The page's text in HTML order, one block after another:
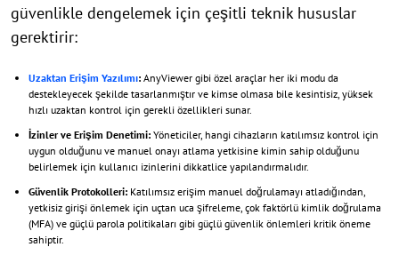
güvenlikle dengelemek için çeşitli teknik hususlar
gerektirir:
Uzaktan Erişim Yazılımı: AnyViewer gibi özel araçlar her iki modu da
destekleyecek şekilde tasarlanmıştır ve kimse olmasa bile kesintisiz, yüksek
hızlı uzaktan kontrol için gerekli özellikleri sunar.
İzinler ve Erişim Denetimi: Yöneticiler, hangi cihazların katılımsız kontrol için
uygun olduğunu ve manuel onayı atlama yetkisine kimin sahip olduğunu
belirlemek için kullanıcı izinlerini dikkatlice yapılandırmalıdır.
Güvenlik Protokolleri: Katılımsız erişim manuel doğrulamayı atladığından,
yetkisiz girişi önlemek için uçtan uca şifreleme, çok faktörlü kimlik doğrulama
(MFA) ve güçlü parola politikaları gibi güçlü güvenlik önlemleri kritik öneme
sahiptir.